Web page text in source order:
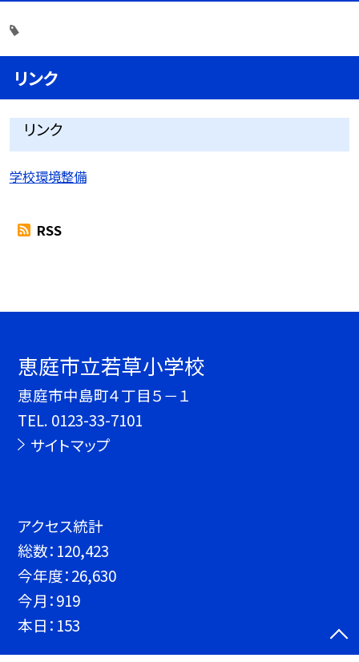
リンク
リンク
学校環境整備
RSS
恵庭市立若草小学校
恵庭市中島町４丁目５－１
TEL. 0123-33-7101
サイトマップ
アクセス統計
総数： 120,423
今年度：26,630
今月：919
本日： 153